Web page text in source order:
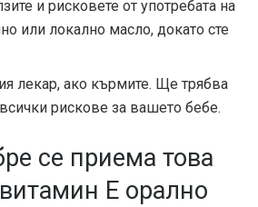
и рисковете от употребата на
или локално масло, докато сте
лекар, ако кърмите. Ще трябва
рискове за вашето бебе.
се приема това
Е орално